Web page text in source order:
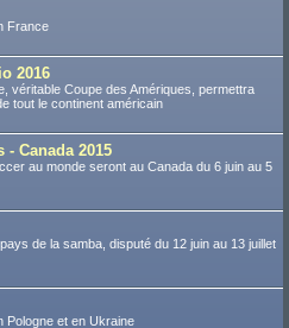
France
2016
véritable Coupe des Amériques, permettra
tout le continent américain
- Canada 2015
au monde seront au Canada du 6 juin au 5
de la samba, disputé du 12 juin au 13 juillet
Pologne et en Ukraine